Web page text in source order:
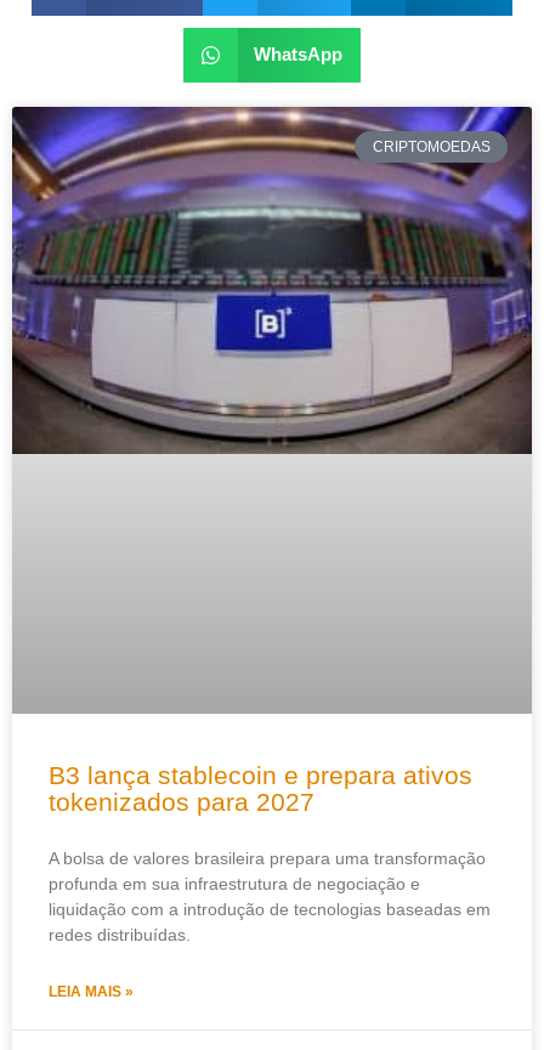
WhatsApp
CRIPTOMOEDAS
B3 lança stablecoin e prepara ativos
tokenizados para 2027
A bolsa de valores brasileira prepara uma transformação
profunda em sua infraestrutura de negociação e
liquidação com a introdução de tecnologias baseadas em
redes distribuídas.
LEIA MAIS »